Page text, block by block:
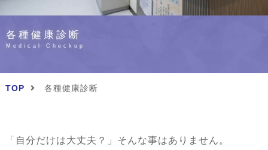
各種健康診断
Medical Checkup
TOP 各種健康診断
「自分だけは大丈夫？」そんな事はありません。